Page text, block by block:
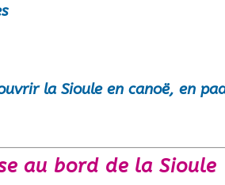
la Sioule encanoë, en
au bord de la Sioule